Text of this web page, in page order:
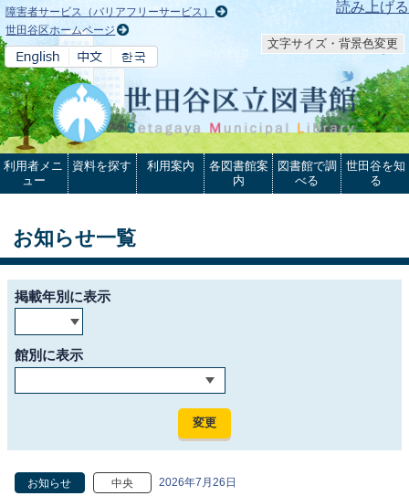
本文へ 読み上げる
障害者サービス（バリアフリーサービス）
世田谷区ホームページ
文字サイズ・背景色変更
利用者メニ
ュー
資料を探す 利用案内
各図書館案
内
図書館で調
べる
世田谷を知
る
お知らせ一覧
掲載年別に表示
館別に表示
お知らせ 中央 2026年7月26日